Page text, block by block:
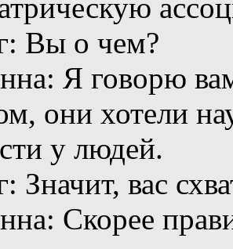
Вы о чем?
Я говорю
они хотели
у людей.
Значит, вас
Скорее